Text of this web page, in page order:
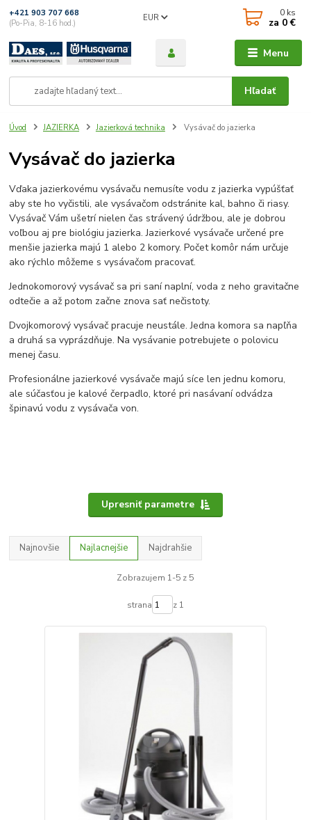
Menu
EUR
Hľadať
+421 903 707 668
(Po-Pia, 8-16 hod.)
0 ks
za 0 €
Úvod JAZIERKA Jazierková technika Vysávač do jazierka
Vysávač do jazierka
Vďaka jazierkovému vysávaču nemusíte vodu z jazierka vypúšťať
aby ste ho vyčistili, ale vysávačom odstránite kal, bahno či riasy.
Vysávač Vám ušetrí nielen čas strávený údržbou, ale je dobrou
voľbou aj pre biológiu jazierka. Jazierkové vysávače určené pre
menšie jazierka majú 1 alebo 2 komory. Počet komôr nám určuje
ako rýchlo môžeme s vysávačom pracovať.
Jednokomorový vysávač sa pri saní naplní, voda z neho gravitačne
odtečie a až potom začne znova sať nečistoty.
Dvojkomorový vysávač pracuje neustále. Jedna komora sa napľňa
a druhá sa vyprázdňuje. Na vysávanie potrebujete o polovicu
menej času.
Profesionálne jazierkové vysávače majú síce len jednu komoru,
ale súčasťou je kalové čerpadlo, ktoré pri nasávaní odvádza
špinavú vodu z vysávača von.
Upresniť parametre
Najnovšie Najlacnejšie Najdrahšie
Zobrazujem 1-5 z 5
strana z 1